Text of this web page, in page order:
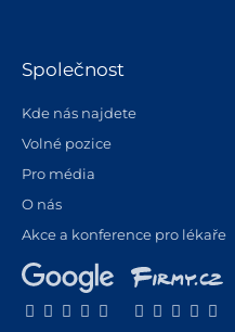
Společnost
Kde nás najdete
Volné pozice
Pro média
O nás
Akce a konference pro lékaře